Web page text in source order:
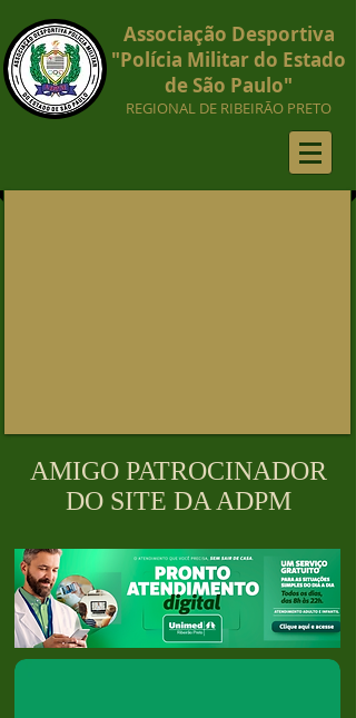
Associação Desportiva
"Polícia Militar do Estado
de São Paulo"
REGIONAL DE RIBEIRÃO PRETO
AMIGO PATROCINADOR
DO SITE DA ADPM